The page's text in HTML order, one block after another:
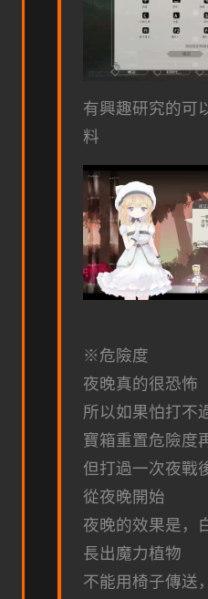
有興趣研究的可
料
※危險度
夜晚真的很恐怖
所以如果怕打不
寶箱重置危險度
但打過一次夜戰
從夜晚開始
夜晚的效果是，
長出魔力植物
不能用椅子傳送